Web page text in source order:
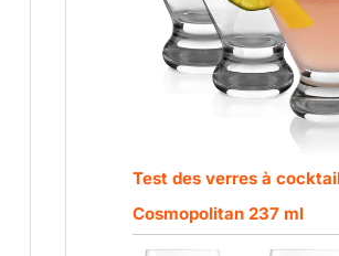
Test des verres à
Cosmopolitan 237 ml